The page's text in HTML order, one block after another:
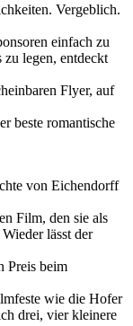
Vergeblich.
einfach zu
legen, entdeckt
Flyer, auf
beste romantische
von Eichendorff
Film, den sie als
lässt der
Preis beim
wie die Hofer
drei, vier kleinere